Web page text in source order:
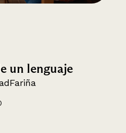
un lenguaje